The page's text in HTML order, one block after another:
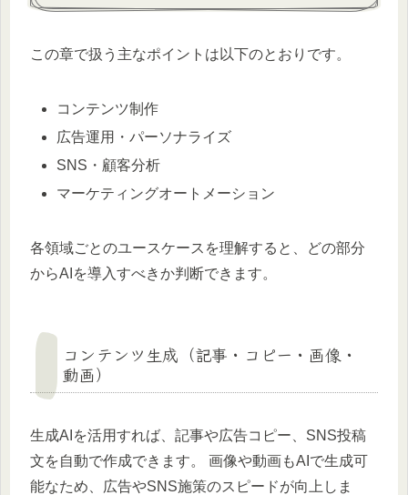
この章で扱う主なポイントは以下のとおりです。
コンテンツ制作
広告運用・パーソナライズ
SNS・顧客分析
マーケティングオートメーション
各領域ごとのユースケースを理解すると、どの部分
からAIを導入すべきか判断できます。
コンテンツ生成（記事・コピー・画像・
動画）
生成AIを活用すれば、記事や広告コピー、SNS投稿
文を自動で作成できます。 画像や動画もAIで生成可
能なため、広告やSNS施策のスピードが向上しま